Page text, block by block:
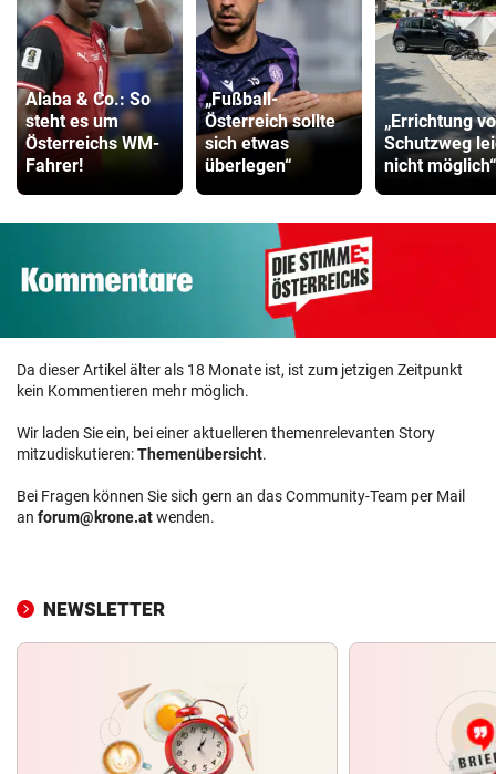
Alaba & Co.: So
steht es um
Österreichs WM-
Fahrer!
„Fußball-
Österreich sollte
sich etwas
überlegen“
„Errichtung
Schutzweg
nicht möglich“
Da dieser Artikel älter als 18 Monate ist, ist zum jetzigen Zeitpunkt
kein Kommentieren mehr möglich.
Wir laden Sie ein, bei einer aktuelleren themenrelevanten Story
mitzudiskutieren:Themenübersicht.
Bei Fragen können Sie sich gern an das Community-Team per Mail
an forum@krone.atwenden.
NEWSLETTER